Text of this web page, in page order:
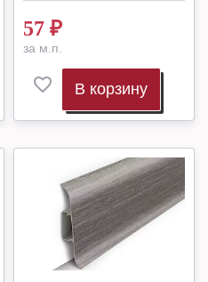
57 ₽
за м.п.
В корзину